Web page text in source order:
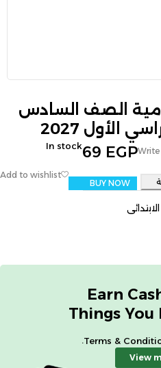
الصف السادس
الأول 2027
Write
69 EGP
In stock
BUY NOW
Earn
Things You
Terms &
.
View